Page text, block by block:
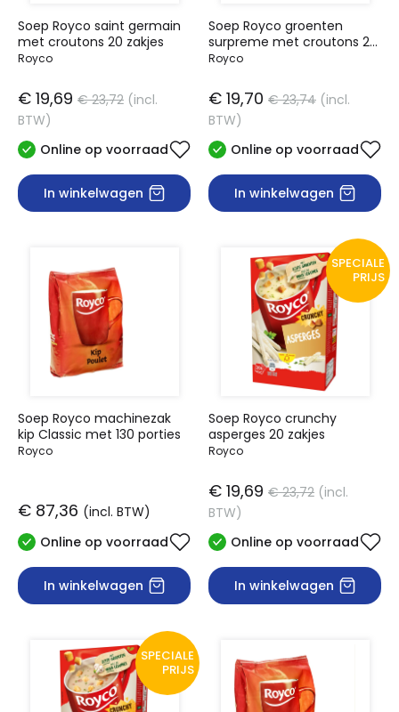
Soep Royco saint germain
met croutons 20 zakjes
Royco
€ 19,69 € 23,72 (incl.
BTW)
Online op voorraad
In winkelwagen
Soep Royco groenten
surpreme met croutons 20
zakjes
Royco
€ 19,70 € 23,74 (incl.
BTW)
Online op voorraad
In winkelwagen
Soep Royco machinezak
kip Classic met 130 porties
Royco
€ 87,36 (incl. BTW)
Online op voorraad
In winkelwagen
SPECIALE
PRIJS
Soep Royco crunchy
asperges 20 zakjes
Royco
€ 19,69 € 23,72 (incl.
BTW)
Online op voorraad
In winkelwagen
SPECIALE
PRIJS